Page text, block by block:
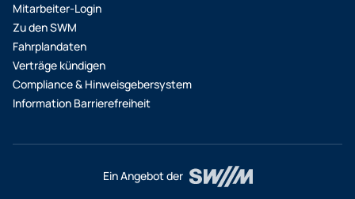
Mitarbeiter-Login
Zu den SWM
Fahrplandaten
Verträge kündigen
Compliance & Hinweisgebersystem
Information Barrierefreiheit
Ein Angebot der